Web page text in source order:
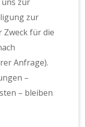
zur
Zweck für die
Anfrage).
–
– bleiben